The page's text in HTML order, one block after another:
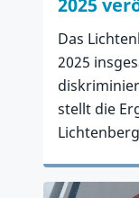
2025
Das
2025
stellt die
Zum Artikel